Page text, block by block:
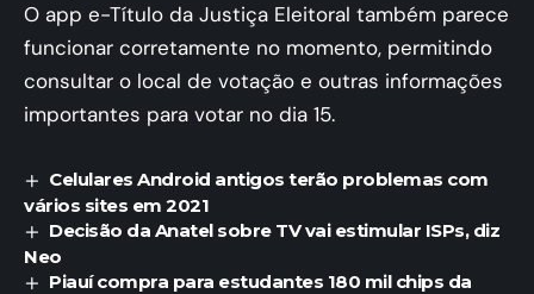
O app e-Título da Justiça Eleitoral também parece
funcionar corretamente no momento, permitindo
consultar o local de votação e outras informações
importantes para votar no dia 15.
Celulares Android antigos terão problemas com
vários sites em 2021
Decisão da Anatel sobre TV vai estimular ISPs, diz
Neo
Piauí compra para estudantes 180 mil chips da